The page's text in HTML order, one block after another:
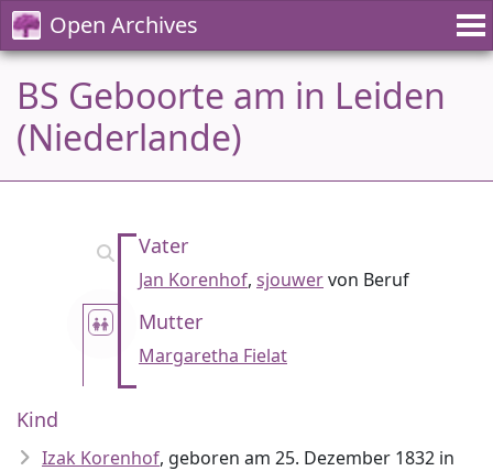
Open Archives
BS Geboorte am in Leiden
(Niederlande)
Vater
Jan Korenhof, sjouwervon Beruf
Mutter
Margaretha Fielat
Kind
Izak Korenhof, geboren am 25. Dezember 1832 in